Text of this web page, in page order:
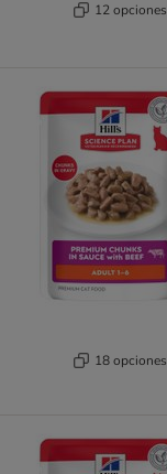
12 opciones
18 opciones